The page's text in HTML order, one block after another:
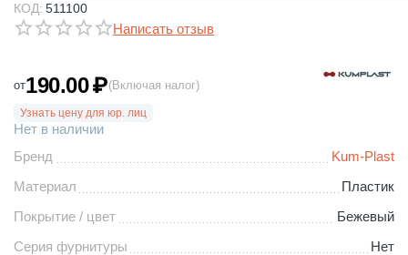
КОД: 511100
Написать отзыв
от190.00₽(Включая налог)
Узнать цену для юр. лиц
Нет в наличии
Бренд
Kum-Plast
Материал
Пластик
Покрытие / цвет
Бежевый
Серия фурнитуры
Нет